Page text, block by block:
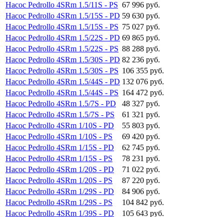
Насос Pedrollo 4SRm 1.5/11S - PS 67 996 руб.
Насос Pedrollo 4SRm 1.5/15S - PD 59 630 руб.
Насос Pedrollo 4SRm 1.5/15S - PS 75 027 руб.
Насос Pedrollo 4SRm 1.5/22S - PD 69 865 руб.
Насос Pedrollo 4SRm 1.5/22S - PS 88 288 руб.
Насос Pedrollo 4SRm 1.5/30S - PD 82 236 руб.
Насос Pedrollo 4SRm 1.5/30S - PS 106 355 руб.
Насос Pedrollo 4SRm 1.5/44S - PD 132 076 руб.
Насос Pedrollo 4SRm 1.5/44S - PS 164 472 руб.
Насос Pedrollo 4SRm 1.5/7S - PD
48 327 руб.
Насос Pedrollo 4SRm 1.5/7S - PS
61 321 руб.
Насос Pedrollo 4SRm 1/10S - PD
55 803 руб.
Насос Pedrollo 4SRm 1/10S - PS
69 420 руб.
Насос Pedrollo 4SRm 1/15S - PD
62 745 руб.
Насос Pedrollo 4SRm 1/15S - PS
78 231 руб.
Насос Pedrollo 4SRm 1/20S - PD
71 022 руб.
Насос Pedrollo 4SRm 1/20S - PS
87 220 руб.
Насос Pedrollo 4SRm 1/29S - PD
84 906 руб.
Насос Pedrollo 4SRm 1/29S - PS
104 842 руб.
Насос Pedrollo 4SRm 1/39S - PD
105 643 руб.